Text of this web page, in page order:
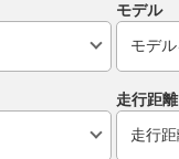
モデル
走行距離